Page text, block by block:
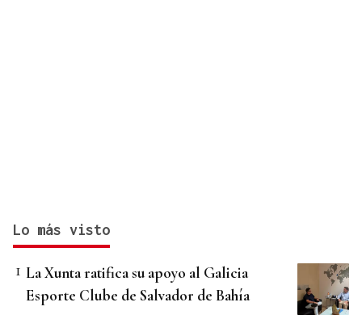
Lo más visto
La Xunta ratifica su apoyo al Galicia
Esporte Clube de Salvador de Bahía